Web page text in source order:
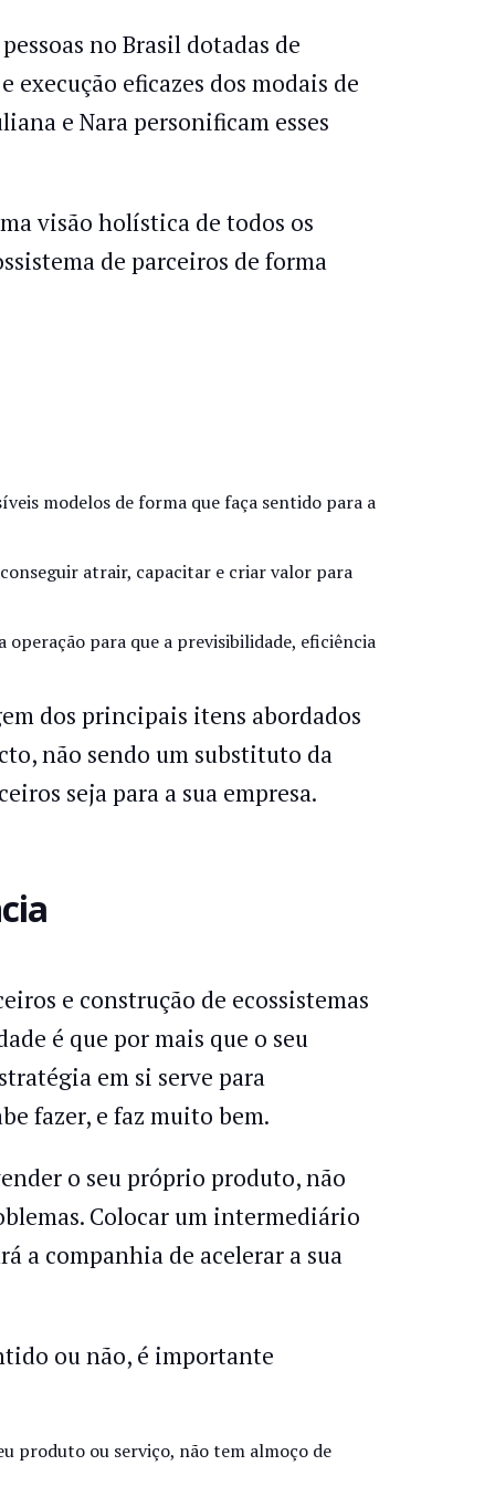
no Brasil dotadas de
eficazes dos modais de
e Nara personificam esses
visão holística de todos os
de parceiros de forma
modelos de forma que faça sentido para a
atrair, capacitar e criar valor para
operação para que a previsibilidade, eficiência
dos principais itens abordados
não sendo um substituto da
seja para a sua empresa.
e construção de ecossistemas
é que por mais que o seu
em si serve para
fazer, e faz muito bem.
o seu próprio produto, não
Colocar um intermediário
a companhia de acelerar a sua
ou não, é importante
produto ou serviço, não tem almoço de